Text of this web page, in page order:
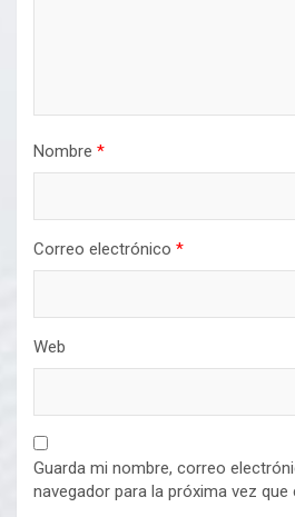
Nombre *
Correo electrónico *
Web
Guarda mi nombre, correo
navegador para la próxima vez que